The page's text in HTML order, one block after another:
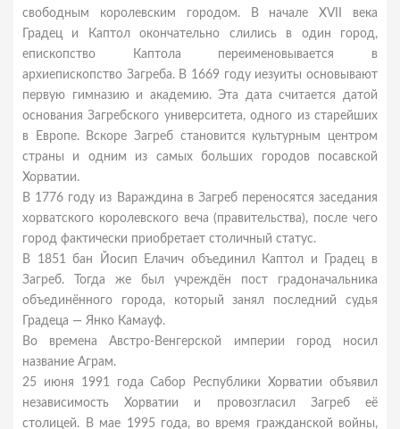
свободным королевским городом. В начале XVII века
Градец и Каптол окончательно слились в один город,
епископство Каптола переименовывается в
архиепископство Загреба. В 1669 году иезуиты основывают
первую гимназию и академию. Эта дата считается датой
основания Загребского университета, одного из старейших
в Европе. Вскоре Загреб становится культурным центром
страны и одним из самых больших городов посавской
Хорватии.
В 1776 году из Вараждина в Загреб переносятся заседания
хорватского королевского веча (правительства), после чего
город фактически приобретает столичный статус.
В 1851 бан Йосип Елачич объединил Каптол и Градец в
Загреб. Тогда же был учреждён пост градоначальника
объединённого города, который занял последний судья
Градеца — Янко Камауф.
Во времена Австро-Венгерской империи город носил
название Аграм.
25 июня 1991 года Сабор Республики Хорватии объявил
независимость Хорватии и провозгласил Загреб её
столицей. В мае 1995 года, во время гражданской войны,